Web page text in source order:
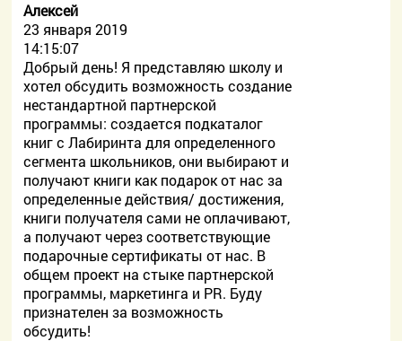
Алексей
23 января 2019
14:15:07
Добрый день! Я представляю школу и
хотел обсудить возможность создание
нестандартной партнерской
программы: создается подкаталог
книг с Лабиринта для определенного
сегмента школьников, они выбирают и
получают книги как подарок от нас за
определенные действия/ достижения,
книги получателя сами не оплачивают,
а получают через соответствующие
подарочные сертификаты от нас. В
общем проект на стыке партнерской
программы, маркетинга и PR. Буду
признателен за возможность
обсудить!